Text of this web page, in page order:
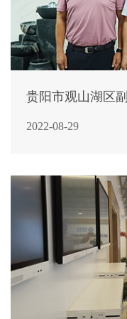
贵阳市观山湖区
2022-08-29